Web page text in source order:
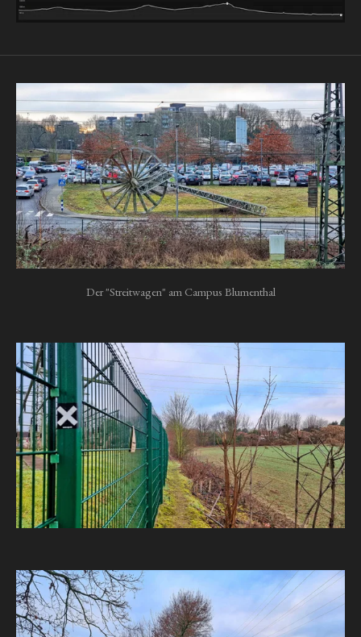
Der "Streitwagen" am Campus Blumenthal